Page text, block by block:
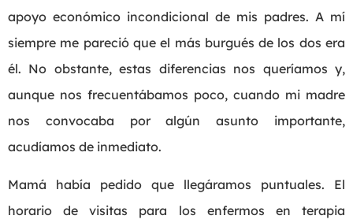
apoyo económico incondicional de mis padres. A mí
siempre me pareció que el más burgués de los dos era
él. No obstante, estas diferencias nos queríamos y,
aunque nos frecuentábamos poco, cuando mi madre
nos convocaba por algún asunto importante,
acudíamos de inmediato.
Mamá había pedido que llegáramos puntuales. El
horario de visitas para los enfermos en terapia